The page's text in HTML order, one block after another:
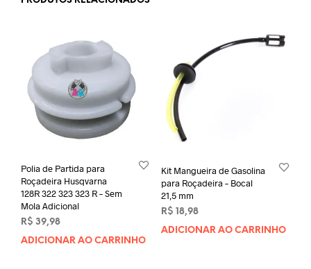
Polia de Partida para
Roçadeira Husqvarna
128R 322 323 323 R – Sem
Mola Adicional
R$ 39,98
ADICIONAR AO CARRINHO
Kit Mangueira de Gasolina
para Roçadeira – Bocal
21,5 mm
R$ 18,98
ADICIONAR AO CARRINHO